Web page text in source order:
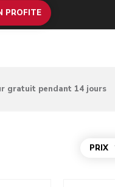
PROFITE
gratuit pendant 14 jours
PRIX